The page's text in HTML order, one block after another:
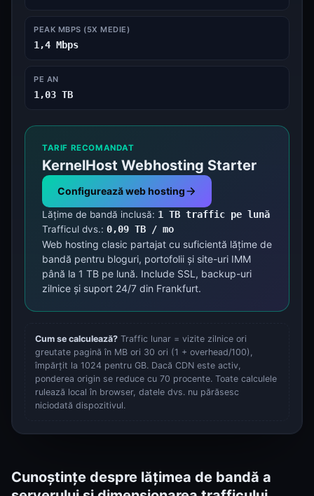
PEAK MBPS (5X MEDIE)
1,4 Mbps
PE AN
1,03 TB
TARIF RECOMANDAT
KernelHost Webhosting Starter
Configurează web hosting
Lățime de bandă inclusă: 1 TB traffic pe lună
Trafficul dvs.: 0,09 TB / mo
Web hosting clasic partajat cu suficientă lățime de
bandă pentru bloguri, portofolii și site-uri IMM
până la 1 TB pe lună. Include SSL, backup-uri
zilnice și suport 24/7 din Frankfurt.
Cum se calculează? Traffic lunar = vizite zilnice ori
greutate pagină în MB ori 30 ori (1 + overhead/100),
împărțit la 1024 pentru GB. Dacă CDN este activ,
ponderea origin se reduce cu 70 procente. Toate calculele
rulează local în browser, datele dvs. nu părăsesc
niciodată dispozitivul.
Cunoștințe despre lățimea de bandă a